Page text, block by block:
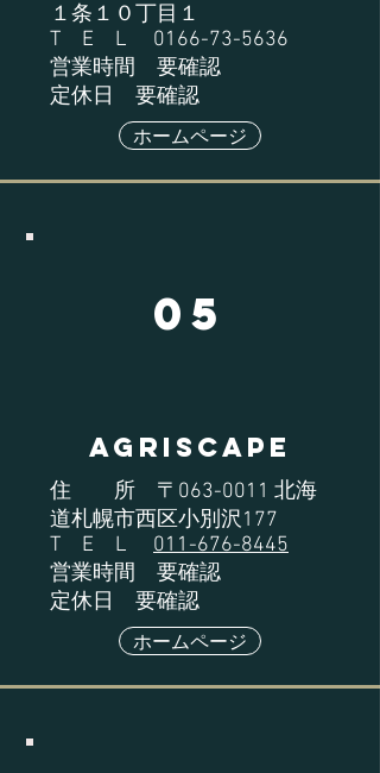
１条１０丁目１
T E L
0166-73-5636
営業時間 要確認
定休日 要確認
ホームページ
05
AGRISCAPE
住 所 〒063-0011 北海
道札幌市西区小別沢177
T E L 011-676-8445
営業時間 要確認
定休日 要確認
ホームページ